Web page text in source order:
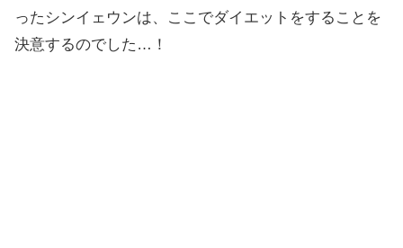
ったシンイェウンは、ここでダイエットをすることを
決意するのでした…！